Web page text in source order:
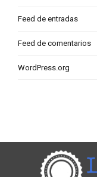
Feed de entradas
Feed de comentarios
WordPress.org